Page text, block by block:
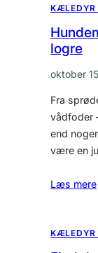
KÆLEDYR
logre
oktober
Fra
vådfoder
end
være en
Læs mere
KÆLEDYR